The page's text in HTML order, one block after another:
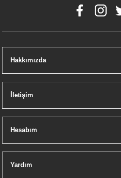
Hakkımızda
İletişim
Hesabım
Yardım